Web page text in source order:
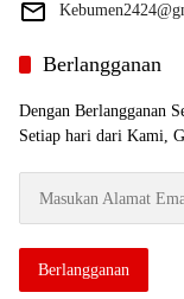
Berlangganan
Dengan Berlangganan
Setiap hari dari Kami,
Alamat
Berlangganan